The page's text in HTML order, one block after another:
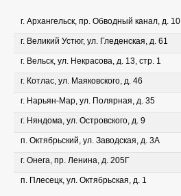
г. Архангельск, пр. Обводный канал, д. 10
г. Великий Устюг, ул. Гледенская, д. 61
г. Вельск, ул. Некрасова, д. 13, стр. 1
г. Котлас, ул. Маяковского, д. 46
г. Нарьян-Мар, ул. Полярная, д. 35
г. Няндома, ул. Островского, д. 9
п. Октябрьский, ул. Заводская, д. 3А
г. Онега, пр. Ленина, д. 205Г
п. Плесецк, ул. Октябрьская, д. 1